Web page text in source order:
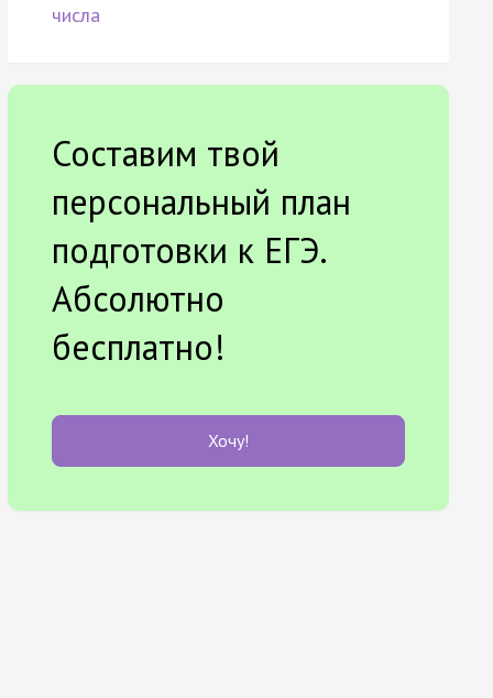
числа
Составим твой
персональный план
подготовки к ЕГЭ.
Абсолютно
бесплатно!
Хочу!